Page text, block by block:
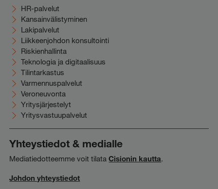
HR-palvelut
Kansainvälistyminen
Lakipalvelut
Liikkeenjohdon konsultointi
Riskienhallinta
Teknologia ja digitaalisuus
Tilintarkastus
Varmennuspalvelut
Veroneuvonta
Yritysjärjestelyt
Yritysvastuupalvelut
Yhteystiedot & medialle
Mediatiedotteemme voit tilataCisionin kautta.
Johdon yhteystiedot